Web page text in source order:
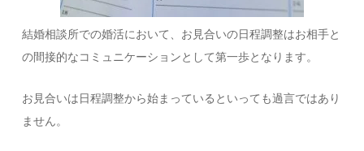
結婚相談所での婚活において、お見合いの日程調整はお相手と
の間接的なコミュニケーションとして第一歩となります。
お見合いは日程調整から始まっているといっても過言ではあり
ません。